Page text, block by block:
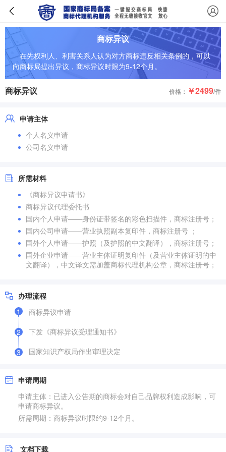
商标异议
在先权利人、利害关系人认为对方商标违反相关条例的，可以
向商标局提出异议，商标异议时限为9-12个月。
商标异议 价格： ￥2499/件
申请主体
个人名义申请
公司名义申请
所需材料
《商标异议申请书》
商标异议代理委托书
国内个人申请——身份证带签名的彩色扫描件，商标注册号；
国内公司申请——营业执照副本复印件，商标注册号 ；
国外个人申请——护照（及护照的中文翻译），商标注册号；
国外企业申请——营业主体证明复印件（及营业主体证明的中
文翻译），中文译文需加盖商标代理机构公章，商标注册号；
办理流程
1
商标异议申请
2
下发《商标异议受理通知书》
3 国家知识产权局作出审理决定
申请周期
申请主体：已进入公告期的商标会对自己品牌权利造成影响，可
申请商标异议。
所需周期：商标异议时限约9-12个月。
文档下载